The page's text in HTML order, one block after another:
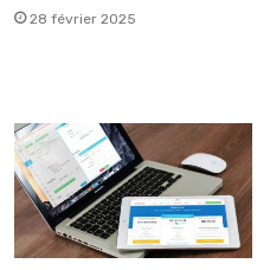
28 février 2025